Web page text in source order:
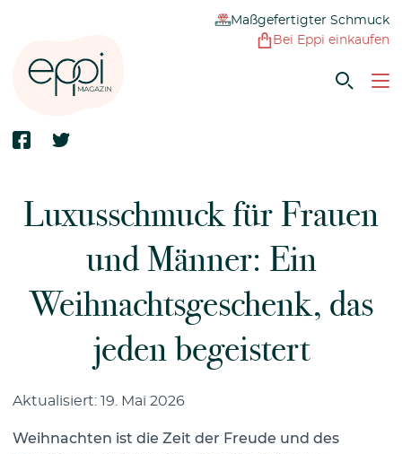
Maßgefertigter Schmuck
Bei Eppi einkaufen
Luxusschmuck für Frauen
und Männer: Ein
Weihnachtsgeschenk, das
jeden begeistert
Aktualisiert: 19. Mai 2026
Weihnachten ist die Zeit der Freude und des